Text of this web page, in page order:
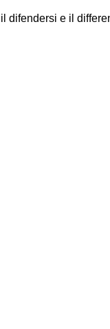
difendersi e il